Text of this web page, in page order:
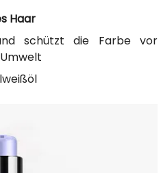
Haar
schützt die Farbe vor